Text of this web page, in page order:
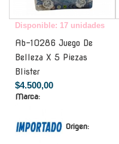
Disponible: 17 unidades
Ab-10286 Juego De
Belleza X 5 Piezas
Blister
$4.500,00
Marca:
Origen: